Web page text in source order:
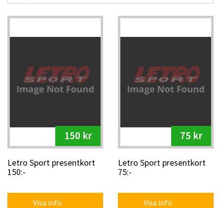
150 kr
Letro Sport presentkort
150:-
Visa info
75 kr
Letro Sport presentkort
75:-
Visa info